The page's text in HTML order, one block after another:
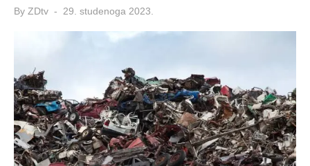
By ZDtv
Posted
29. studenoga 2023.